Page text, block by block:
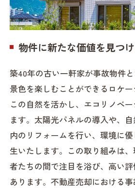
物件に新たな価値を見つ
築40年の古い一軒家が事故物件
景色を楽しむことができるロケー
この自然を活かし、エコリノベ
ます。太陽光パネルの導入や、
内のリフォームを行い、環境に
生いたします。この取り組みは
者たちの間で注目を浴び、高い
あります。不動産売却における